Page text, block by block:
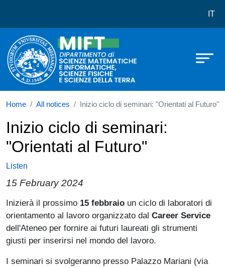
Dipartimento di Scienze IT
Home All notices Inizio ciclo di seminari: "Orientati al Futuro"
Inizio ciclo di seminari:
"Orientati al Futuro"
Listen
15 February 2024
Paragrafo
Inizierà il prossimo 15 febbraio un ciclo di laboratori di
orientamento al lavoro organizzato dal Career Service
dell'Ateneo per fornire ai futuri laureati gli strumenti
giusti per inserirsi nel mondo del lavoro.
I seminari si svolgeranno presso Palazzo Mariani (via